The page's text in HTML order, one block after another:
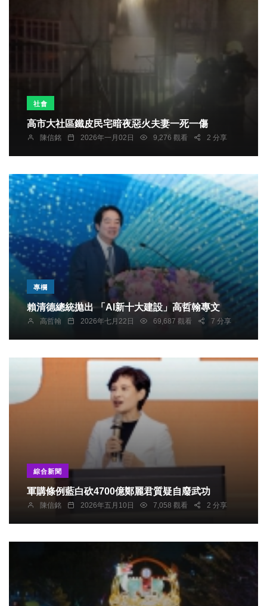
社會
高市大社區鐵皮民宅暗夜惡火夫妻一死一傷
陳信銘 2026年一月02日 9,276 觀看 2 分享
專欄
賴清德總統拋出 「AI新十大建設」高哲翰專文
高哲翰 2026年七月22日 69,687 觀看 7 分享
綜合新聞
軍購條例藍白砍4700億鄭麗君質疑自廢武功
陳信銘 2026年五月10日 7,058 觀看 2 分享